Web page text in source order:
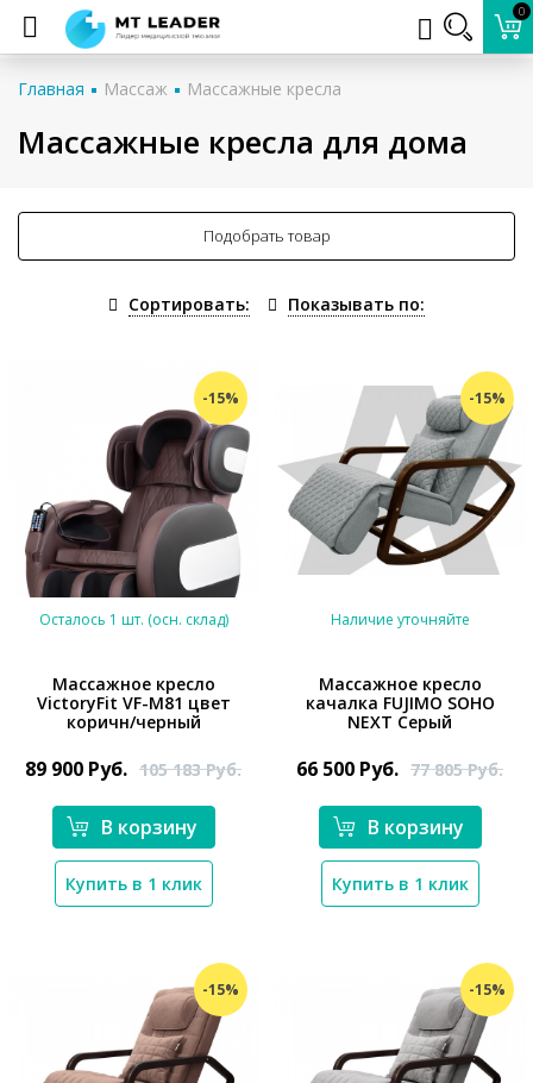
0
Главная Массаж Массажные кресла
Массажные кресла для дома
Подобрать товар
Сортировать: Показывать по:
-15%
*}
Осталось 1 шт. (осн. склад)
Массажное кресло
VictoryFit VF-M81 цвет
коричн/черный
89 900 Руб. 105 183Руб.
В корзину
Купить в 1 клик
-15%
*}
Наличие уточняйте
Массажное кресло
качалка FUJIMO SOHO
NEXT Серый
66 500 Руб. 77 805Руб.
В корзину
Купить в 1 клик
-15% -15%